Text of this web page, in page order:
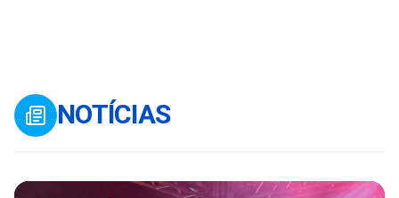
NOTÍCIAS